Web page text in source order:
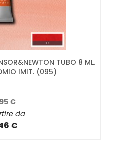
TUBO 8 ML.
IMIT. (095)
€
da
€